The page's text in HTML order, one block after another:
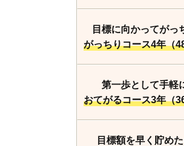
目標に向かってがっ
がっちりコース4年（
第一歩として手軽
おてがるコース3年（
目標額を早く貯め